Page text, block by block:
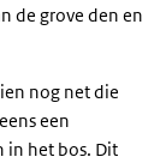
de grove den en
nog net die
een
in het bos. Dit